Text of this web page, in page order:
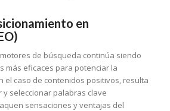
en
de búsqueda continúa siendo
más eficaces para potenciar la
el caso de contenidos positivos, resulta
seleccionar palabras clave
sensaciones y ventajas del